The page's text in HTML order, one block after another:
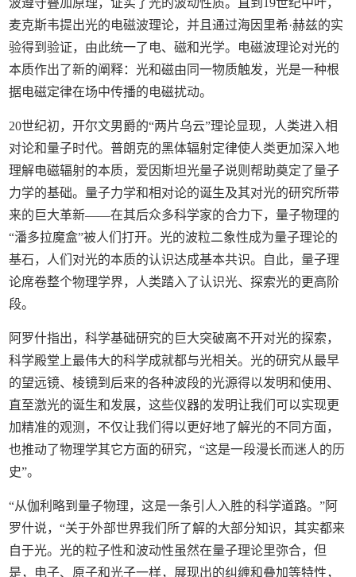
麦克斯韦提出光的电磁波理论，并且通过海因里希·赫兹的实
验得到验证，由此统一了电、磁和光学。电磁波理论对光的
本质作出了新的阐释：光和磁由同一物质触发，光是一种根
据电磁定律在场中传播的电磁扰动。
20世纪初，开尔文男爵的“两片乌云”理论显现，人类进入相
对论和量子时代。普朗克的黑体辐射定律使人类更加深入地
理解电磁辐射的本质，爱因斯坦光量子说则帮助奠定了量子
力学的基础。量子力学和相对论的诞生及其对光的研究所带
来的巨大革新——在其后众多科学家的合力下，量子物理的
“潘多拉魔盒”被人们打开。光的波粒二象性成为量子理论的
基石，人们对光的本质的认识达成基本共识。自此，量子理
论席卷整个物理学界，人类踏入了认识光、探索光的更高阶
段。
阿罗什指出，科学基础研究的巨大突破离不开对光的探索，
科学殿堂上最伟大的科学成就都与光相关。光的研究从最早
的望远镜、棱镜到后来的各种波段的光源得以发明和使用、
直至激光的诞生和发展，这些仪器的发明让我们可以实现更
加精准的观测，不仅让我们得以更好地了解光的不同方面，
也推动了物理学其它方面的研究，“这是一段漫长而迷人的历
史”。
“从伽利略到量子物理，这是一条引人入胜的科学道路。”阿
罗什说，“关于外部世界我们所了解的大部分知识，其实都来
自于光。光的粒子性和波动性虽然在量子理论里弥合，但
是，电子、原子和光子一样，展现出的纠缠和叠加等特性，